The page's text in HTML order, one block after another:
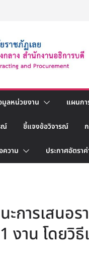
มูลหน่วยงาน แผนกา
ณ์ ชี้แจงข้อวิจารณ์
วาม ประกาศอัตรา
ะการเสนอ
งาน โดยวิธี